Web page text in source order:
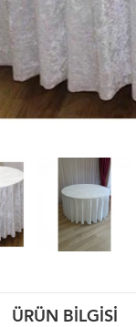
ÜRÜN BILGISI